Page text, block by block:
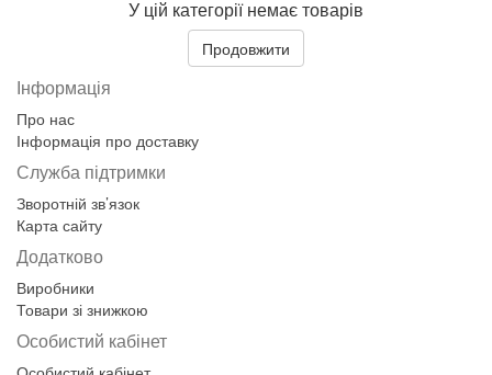
У цій категорії немає товарів
Продовжити
Інформація
Про нас
Інформація про доставку
Служба підтримки
Зворотній зв’язок
Карта сайту
Додатково
Виробники
Товари зі знижкою
Особистий кабінет